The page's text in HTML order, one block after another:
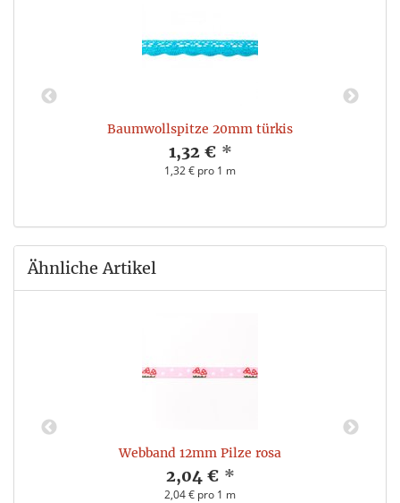
Baumwollspitze 20mm türkis
1,32 € *
1,32 € pro 1 m
Ähnliche Artikel
Webband 12mm Pilze rosa
2,04 € *
2,04 € pro 1 m